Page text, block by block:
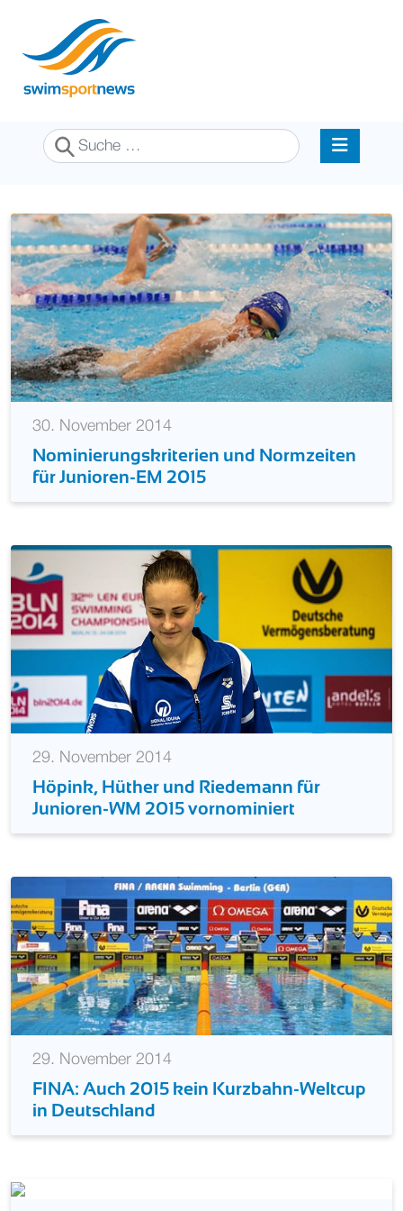
Suchen
30. November 2014
Nominierungskriterien und Normzeiten
für Junioren-EM 2015
29. November 2014
Höpink, Hüther und Riedemann für
Junioren-WM 2015 vornominiert
29. November 2014
FINA: Auch 2015 kein Kurzbahn-Weltcup
in Deutschland